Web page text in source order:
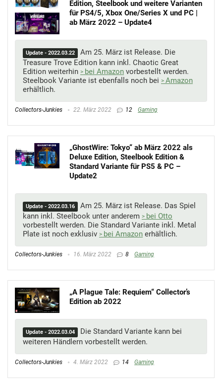
Edition, Steelbook und weitere Varianten
für PS4/5, Xbox One/Series X und PC |
ab März 2022 – Update4
Update - 2022.03.22
Am 25. März ist Release. Die
Treasure Trove Edition kann inkl. Chaotic Great
Edition weiterhin
bei Amazon vorbestellt werden.
Steelbook Variante ist ebenfalls noch bei
Amazon
erhältlich.
Collectors-Junkies 22. März 2022 12 Gaming
„GhostWire: Tokyo“ ab März 2022 als
Deluxe Edition, Steelbook Edition &
Standard Variante für PS5 & PC –
Update2
Update - 2022.03.16
Am 25. März ist Release. Das Spiel
kann inkl. Steelbook unter anderem
bei Otto
vorbestellt werden. Die Standard Variante inkl. Metal
Plate ist noch exklusiv
bei Amazon erhältlich.
Collectors-Junkies 16. März 2022 8 Gaming
„A Plague Tale: Requiem“ Collector’s
Edition ab 2022
Update - 2022.03.04
Die Standard Variante kann bei
weiteren Händlern vorbestellt werden.
Collectors-Junkies 4. März 2022 14 Gaming